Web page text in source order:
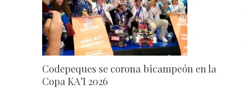
Codepeques se corona bicampeón en la
Copa KA’I 2026